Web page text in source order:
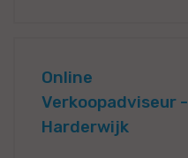
Online
Verkoopadviseur -
Harderwijk